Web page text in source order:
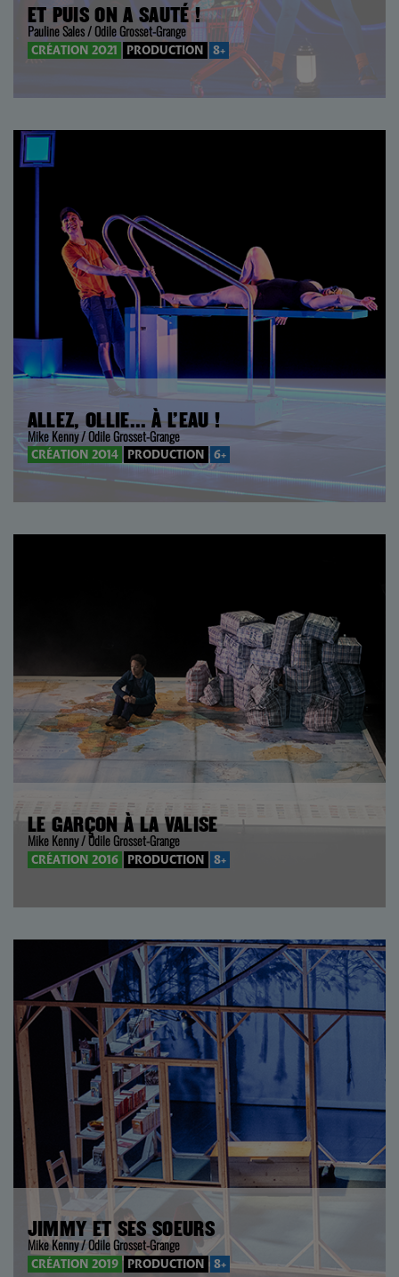
ET PUIS ON A SAUTÉ !
Pauline Sales / Odile Grosset-Grange
CRÉATION 2021 PRODUCTION 8+
ALLEZ, OLLIE… À L’EAU !
Mike Kenny / Odile Grosset-Grange
CRÉATION 2014 PRODUCTION 6+
LE GARÇON À LA VALISE
Mike Kenny / Odile Grosset-Grange
CRÉATION 2016 PRODUCTION 8+
JIMMY ET SES SOEURS
Mike Kenny / Odile Grosset-Grange
CRÉATION 2019 PRODUCTION 8+